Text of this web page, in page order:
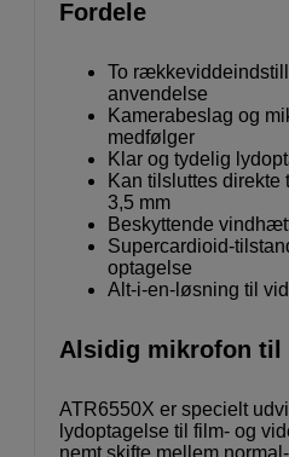
Fordele
To
anvendelse
Kamerabeslag og
medfølger
Klar og tydelig
Kan tilsluttes direkte
3,5 mm
Beskyttende
Supercardioid-
optagelse
Alt-i-en-løsning til
Alsidig mikrofon til
ATR6550X er specielt
lydoptagelse til film- og